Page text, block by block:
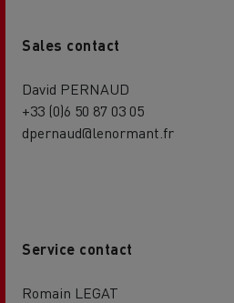
Sales contact
David PERNAUD
+33 (0)6 50 87 03 05
dpernaud@lenormant.fr
Service contact
Romain LEGAT